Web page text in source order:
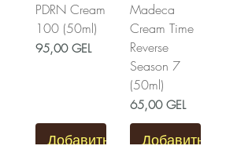
PDRN Cream
100 (50ml)
Цена
95,00 GEL
Добавить
Madeca
Cream Time
Reverse
Season 7
(50ml)
Цена
65,00 GEL
Добавить